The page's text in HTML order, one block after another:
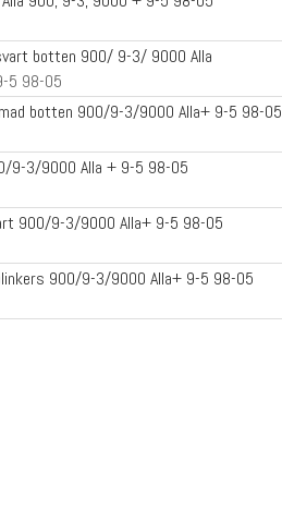
botten 900/ 9-3/ 9000 Alla
5 98-05
botten 900/9-3/9000 Alla+ 9-5 98-05
9-3/9000 Alla + 9-5 98-05
900/9-3/9000 Alla+ 9-5 98-05
900/9-3/9000 Alla+ 9-5 98-05